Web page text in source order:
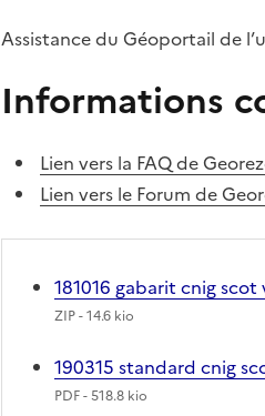
Assistance du Géoportail de
Informations
Lien vers la FAQ de
Lien vers le Forum de
181016 gabarit cnig scot
ZIP- 14.6 kio
190315 standard cnig
PDF- 518.8 kio